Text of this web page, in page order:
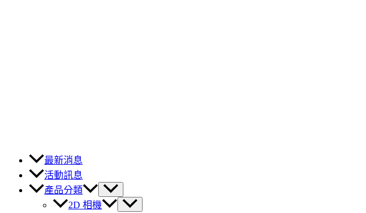
最新消息
活動訊息
產品分類
2D 相機